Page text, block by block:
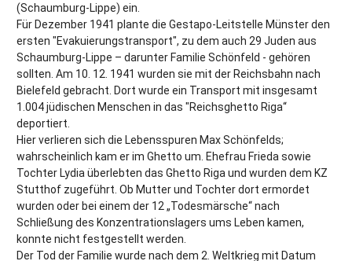
(Schaumburg-Lippe) ein.
Für Dezember 1941 plante die Gestapo-Leitstelle Münster den
ersten "Evakuierungstransport", zu dem auch 29 Juden aus
Schaumburg-Lippe – darunter Familie Schönfeld - gehören
sollten. Am 10. 12. 1941 wurden sie mit der Reichsbahn nach
Bielefeld gebracht. Dort wurde ein Transport mit insgesamt
1.004 jüdischen Menschen in das "Reichsghetto Riga“
deportiert.
Hier verlieren sich die Lebensspuren Max Schönfelds;
wahrscheinlich kam er im Ghetto um. Ehefrau Frieda sowie
Tochter Lydia überlebten das Ghetto Riga und wurden dem KZ
Stutthof zugeführt. Ob Mutter und Tochter dort ermordet
wurden oder bei einem der 12 „Todesmärsche“ nach
Schließung des Konzentrationslagers ums Leben kamen,
konnte nicht festgestellt werden.
Der Tod der Familie wurde nach dem 2. Weltkrieg mit Datum